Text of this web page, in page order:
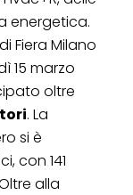
energetica.
Fiera Milano
15 marzo
oltre
. La
si è
con 141
alla